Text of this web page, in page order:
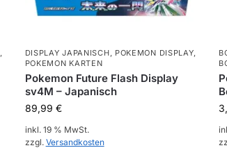
DISPLAY JAPANISCH POKEMON DISPLAY
POKEMON KARTEN
Pokemon Future Flash Display
sv4M – Japanisch
89,99 €
inkl. 19 % MwSt.
zzgl. Versandkosten